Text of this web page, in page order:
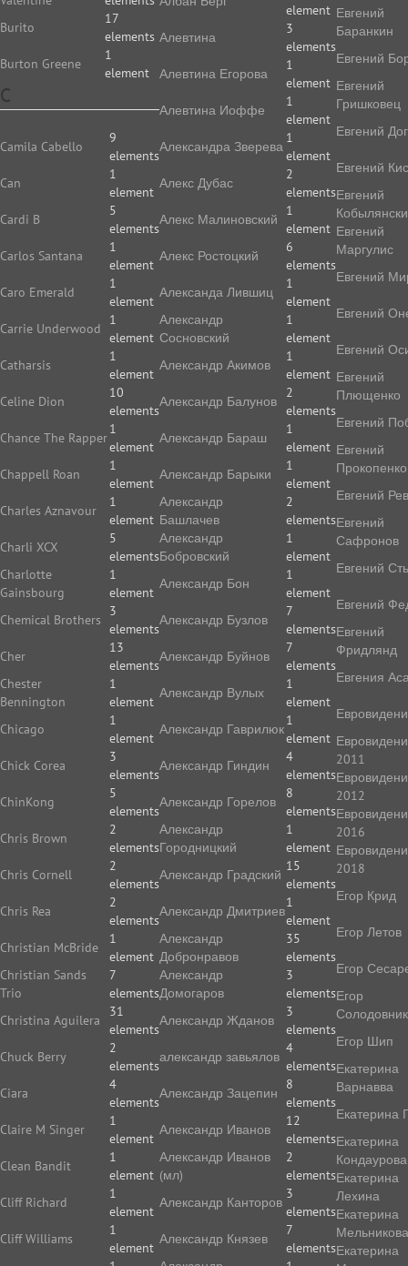
Burito
17
elements
Burton Greene
1
element
C
Camila Cabello
9
elements
Can
1
element
Cardi B
5
elements
Carlos Santana
1
element
Caro Emerald
1
element
Carrie Underwood
1
element
Catharsis
1
element
Celine Dion
10
elements
Chance The Rapper
1
element
Chappell Roan
1
element
Charles Aznavour
1
element
Charli XCX
5
elements
Charlotte
Gainsbourg
1
element
Chemical Brothers
3
elements
Cher
13
elements
Chester
Bennington
1
element
Chicago
1
element
Chick Corea
3
elements
ChinKong
5
elements
Chris Brown
2
elements
Chris Cornell
2
elements
Chris Rea
2
elements
Christian McBride
1
element
Christian Sands
Trio
7
elements
Christina Aguilera
31
elements
Chuck Berry
2
elements
Ciara
4
elements
Claire M Singer
1
element
Clean Bandit
1
element
Cliff Richard
1
element
Cliff Williams
1
element
element
Алевтина
3
elements
Алевтина Егорова
1
element
Алевтина Иоффе
1
element
Алек­сан­дра Зве­ре­ва
1
element
Алекс Дубас
2
elements
Алекс Малиновский
1
element
Алекс Ростоцкий
6
elements
Александа Лившиц
1
element
Александр
Сосновский
1
element
Александр Акимов
1
element
Александр Балунов
2
elements
Александр Бараш
1
element
Александр Барыки
1
element
Александр
Башлачев
2
elements
Александр
Бобровский
1
element
Александр Бон
1
element
Александр Бузлов
7
elements
Александр Буйнов
7
elements
Александр Вулых
1
element
Александр Гаврилюк
1
element
Александр Гиндин
4
elements
Александр Горелов
8
elements
Александр
Городницкий
1
element
Александр Градский
15
elements
Александр Дмитриев
1
element
Александр
Добронравов
35
elements
Александр
Домогаров
3
elements
Александр Жданов
3
elements
александр завьялов
4
elements
Александр Зацепин
8
elements
Александр Иванов
12
elements
Александр Иванов
(мл)
2
elements
Александр Канторов
3
elements
Александр Князев
7
elements
Евгений
Баранкин
Евгений
Евгений
Гришковец
Евгений
Евгений
Евгений
Евгений
Маргулис
Евгений
Евгений
Евгений
Евгений
Плющенко
Евгений
Евгений
Прокопенко
Евгений
Евгений
Сафронов
Евгений
Евгений
Евгений
Фридлянд
Евгения
2011
2012
2016
2018
Егор Крид
Егор Летов
Егор
Егор
Егор Шип
Екатерина
Варнавва
Екатерина
Екатерина
Кондаурова
Екатерина
Лехина
Екатерина
Мельникова
Екатерина